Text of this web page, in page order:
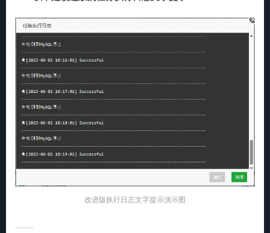
改进版执行日志文字提示演示图